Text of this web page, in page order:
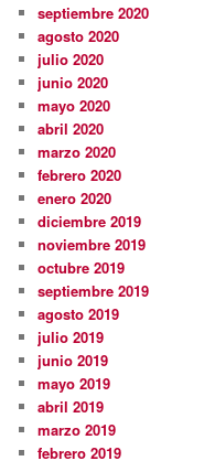
septiembre 2020
agosto 2020
julio 2020
junio 2020
mayo 2020
abril 2020
marzo 2020
febrero 2020
enero 2020
diciembre 2019
noviembre 2019
octubre 2019
septiembre 2019
agosto 2019
julio 2019
junio 2019
mayo 2019
abril 2019
marzo 2019
febrero 2019